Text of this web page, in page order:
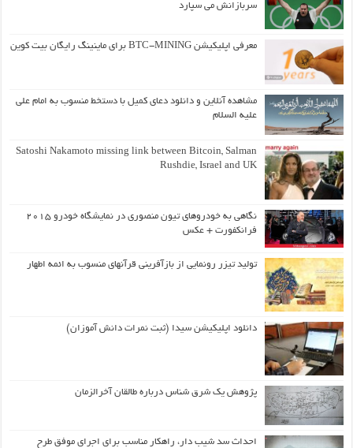
سربازانش می سپارد
معرفی اپلیکیشن BTC-MINING برای ماینینگ رایگان بیت کوین
مشاهده آنلاین و دانلود دعای کمیل با دستخط منسوب به امام علی
علیه السلام
Satoshi Nakamoto missing link between Bitcoin, Salman
Rushdie, Israel and UK
نگاهی به خودروهای تیون منصوری در نمایشگاه خودرو ۲۰۱۵
فرانکفورت + عکس
تولید تیزر رونمایی از بازآفرینی قرآنهای منسوب به ائمه اطهار
دانلود اپلیکیشن سیدا (ثبت نمرات دانش آموزان)
پژوهش یک شرق شناس درباره طالقان آخرالزمان
احداث سد شیب دار، راهکار مناسب برای اجرای موفق طرح